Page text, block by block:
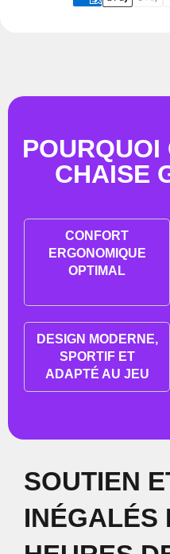
POURQUOI
CHAISE
CONFORT
ERGONOMIQUE
OPTIMAL
DESIGN MODERNE,
SPORTIF ET
ADAPTÉ AU JEU
SOUTIEN
INÉGALÉS